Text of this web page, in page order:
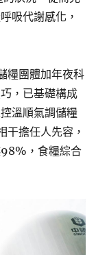
吸代謝感化，
糧團體加年夜科
，已基礎構成
溫順氣調儲糧
干擔任人先容，
，食糧綜合